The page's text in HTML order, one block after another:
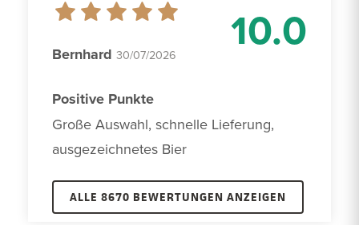
10.0
Bernhard 30/07/2026
Positive Punkte
Große Auswahl, schnelle Lieferung,
ausgezeichnetes Bier
ALLE 8670 BEWERTUNGEN ANZEIGEN